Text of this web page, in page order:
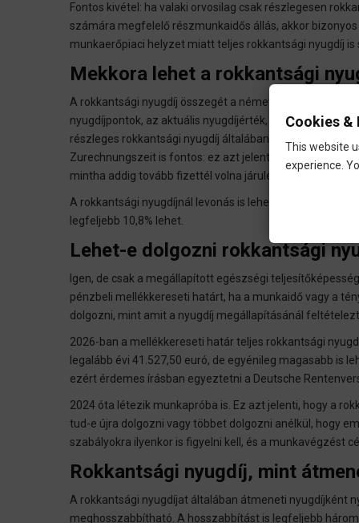
Fontos kivétel: ha valaki orvosilag csak részlegesen
számára megfelelő részmunkaidős állás, akkor
munkaerőpiaci helyzet miatt teljes rokkantsági nyugdíj is
Mekkora lehet a rokkantsági
A rokkantsági nyugdíj összegét a német nyugdíjképlet
nyugdíjpontok, az aktuális nyugdíjérték, valamint az is,
részleges rokkantsági nyugdíj általában feleakkora, mint
Zurechnungszeit is fontos: ez azt jelenti, hogy a
mintha addig tovább fizettél volna járulékot.
A rokkantsági nyugdíjnál levonás is lehet, ha a nyugdíj
legfeljebb 10,8% lehet.
Lehet-e dolgozni rokkantsági
Igen, de csak a megállapított egészségi
pénzbeli mellékkereseti határt, ha a munkaidő vagy a
dolgozni, mint amit a nyugdíj megállapításánál
2026-ban a mellékkereseti határ teljes rokkantsági
legalább évi 41.527,50 euró, de egyénileg magasabb is
ezért érdemes írásban egyeztetni a Deutsche
2024 óta létezik munkapróba is. Ez azt jelenti, hogy a
tud-e újra dolgozni vagy többet dolgozni anélkül, hogy
szabályokra ilyenkor is figyelni kell, és a munkavégzést
Rokkantsági nyugdíj, mint
A rokkantsági nyugdíjat általában átmeneti nyugdíjként
meghosszabbítható. A hosszabbítást is legfeljebb
Cookies &
This website
experience.